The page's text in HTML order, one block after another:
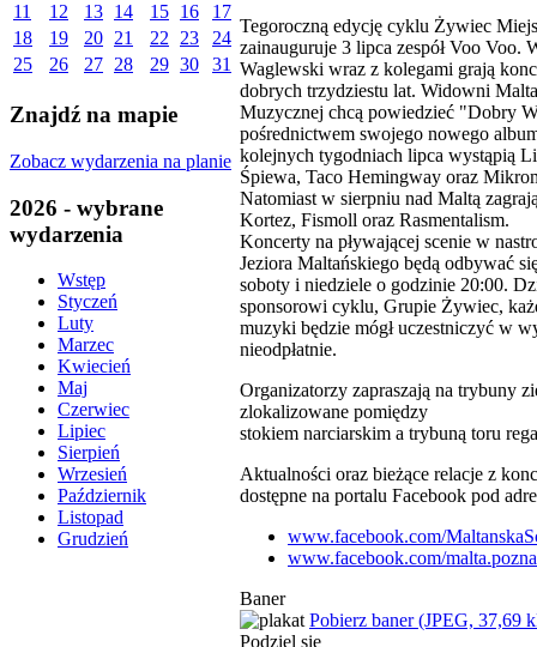
11
12 13 14 15 16
17
18
19 20 21 22 23
24
25
26 27 28 29 30 31
Znajdź na mapie
Zobacz wydarzenia na planie
2026 - wybrane
wydarzenia
Wstęp
Styczeń
Luty
Marzec
Kwiecień
Maj
Czerwiec
Lipiec
Sierpień
Wrzesień
Październik
Listopad
Grudzień
Tegoroczną edycję cyklu Żywiec
zainauguruje 3 lipca zespół Voo Voo.
Waglewski wraz z kolegami grają
dobrych trzydziestu lat. Widowni
Muzycznej chcą powiedzieć "Dobry
pośrednictwem swojego nowego
kolejnych tygodniach lipca wystąpią
Śpiewa, Taco Hemingway oraz
Natomiast w sierpniu nad Maltą
Kortez, Fismoll oraz Rasmentalism.
Koncerty na pływającej scenie w
Jeziora Maltańskiego będą odbywać
soboty i niedziele o godzinie 20:00.
sponsorowi cyklu, Grupie Żywiec,
muzyki będzie mógł uczestniczyć w
nieodpłatnie.
Organizatorzy zapraszają na trybuny
zlokalizowane pomiędzy
stokiem narciarskim a trybuną toru
Aktualności oraz bieżące relacje z
dostępne na portalu Facebook pod
www.facebook.com/
www.facebook.com/
Baner
Pobierz baner (JPEG, 37,69
Podziel się